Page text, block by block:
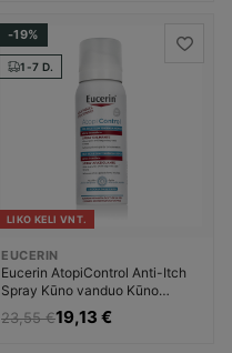
-19%
1-7 D.
LIKO KELI VNT.
EUCERIN
Eucerin AtopiControl Anti-Itch
Spray Kūno vanduo Kūno
purškiklis Unisex
23,55 €19,13 €